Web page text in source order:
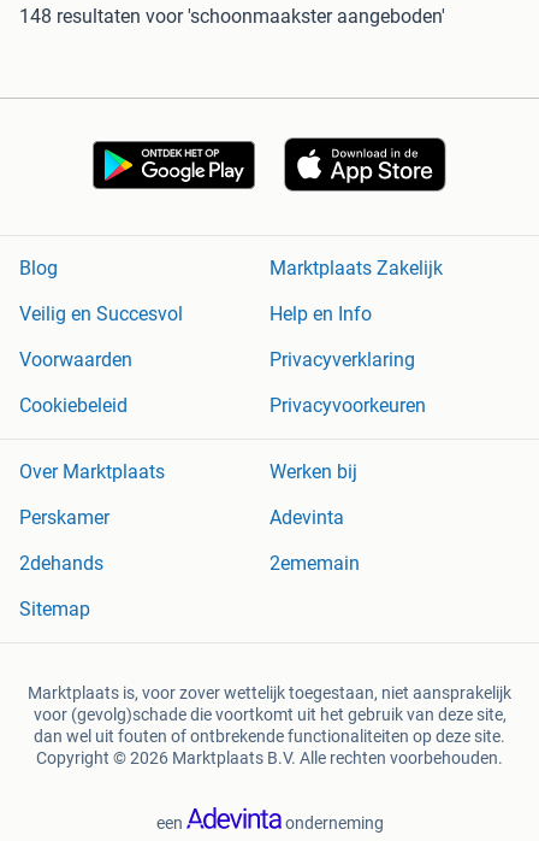
148 resultaten voor 'schoonmaakster aangeboden'
Blog
Marktplaats Zakelijk
Veilig en Succesvol
Help en Info
Voorwaarden
Privacyverklaring
Cookiebeleid
Privacyvoorkeuren
Over Marktplaats
Werken bij
Perskamer
Adevinta
2dehands
2ememain
Sitemap
Marktplaats is, voor zover wettelijk toegestaan, niet aansprakelijk
voor (gevolg)schade die voortkomt uit het gebruik van deze site,
dan wel uit fouten of ontbrekende functionaliteiten op deze site.
Copyright © 2026 Marktplaats B.V. Alle rechten voorbehouden.
een onderneming